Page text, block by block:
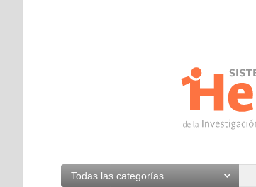
Todas las categorías